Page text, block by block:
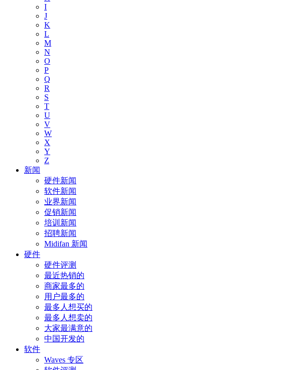
I
J
K
L
M
N
O
P
Q
R
S
T
U
V
W
X
Y
Z
新闻
硬件新闻
软件新闻
业界新闻
促销新闻
培训新闻
招聘新闻
Midifan 新闻
硬件
硬件评测
最近热销的
商家最多的
用户最多的
最多人想买的
最多人想卖的
大家最满意的
中国开发的
软件
Waves 专区